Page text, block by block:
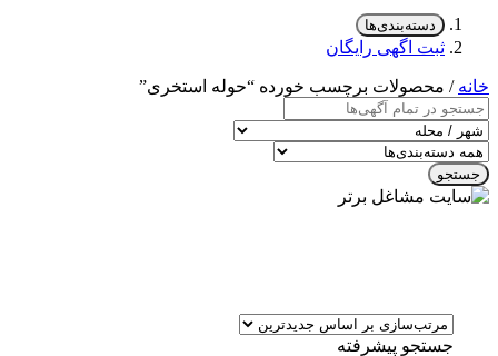
دسته‌بندی‌ها
ثبت اگهی رایگان
خانه / محصولات برچسب خورده “حوله استخری”
جستجو
جستجو پیشرفته